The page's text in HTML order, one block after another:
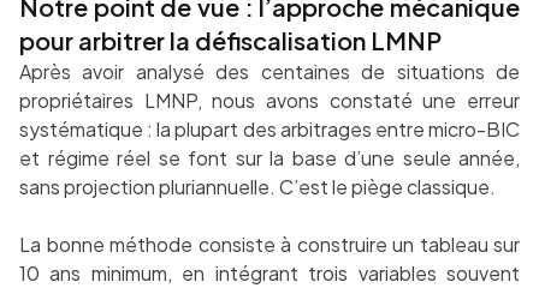
Notre point de vue : l’approche mécanique
pour arbitrer la défiscalisation LMNP
Après avoir analysé des centaines de situations de
propriétaires LMNP, nous avons constaté une erreur
systématique : la plupart des arbitrages entre micro-BIC
et régime réel se font sur la base d’une seule année,
sans projection pluriannuelle. C’est le piège classique.
La bonne méthode consiste à construire un tableau sur
10 ans minimum, en intégrant trois variables souvent